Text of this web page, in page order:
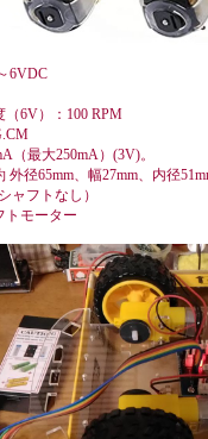
6VDC
6V）：100 RPM
（最大250mA）(3V)。
外径65mm、幅27mm、内径
ャフトなし）
トモーター